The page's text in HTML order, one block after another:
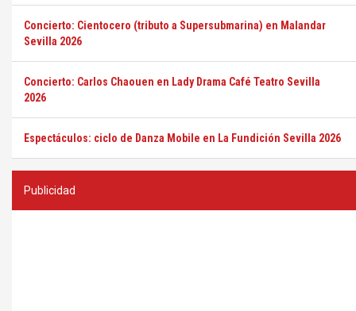
Concierto: Cientocero (tributo a Supersubmarina) en Malandar
Sevilla 2026
Concierto: Carlos Chaouen en Lady Drama Café Teatro Sevilla
2026
Espectáculos: ciclo de Danza Mobile en La Fundición Sevilla 2026
Publicidad